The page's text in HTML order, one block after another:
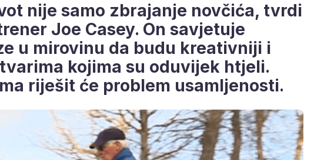
nije samo zbrajanje novčića, tvrdi
Joe Casey. On savjetuje
u mirovinu da budu kreativniji i
kojima su oduvijek htjeli.
riješit će problem usamljenosti.